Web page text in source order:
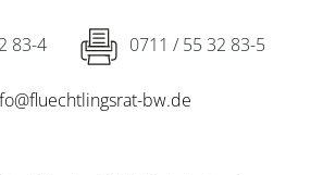
83-4 0711 / 55 32 83-5
bw.de